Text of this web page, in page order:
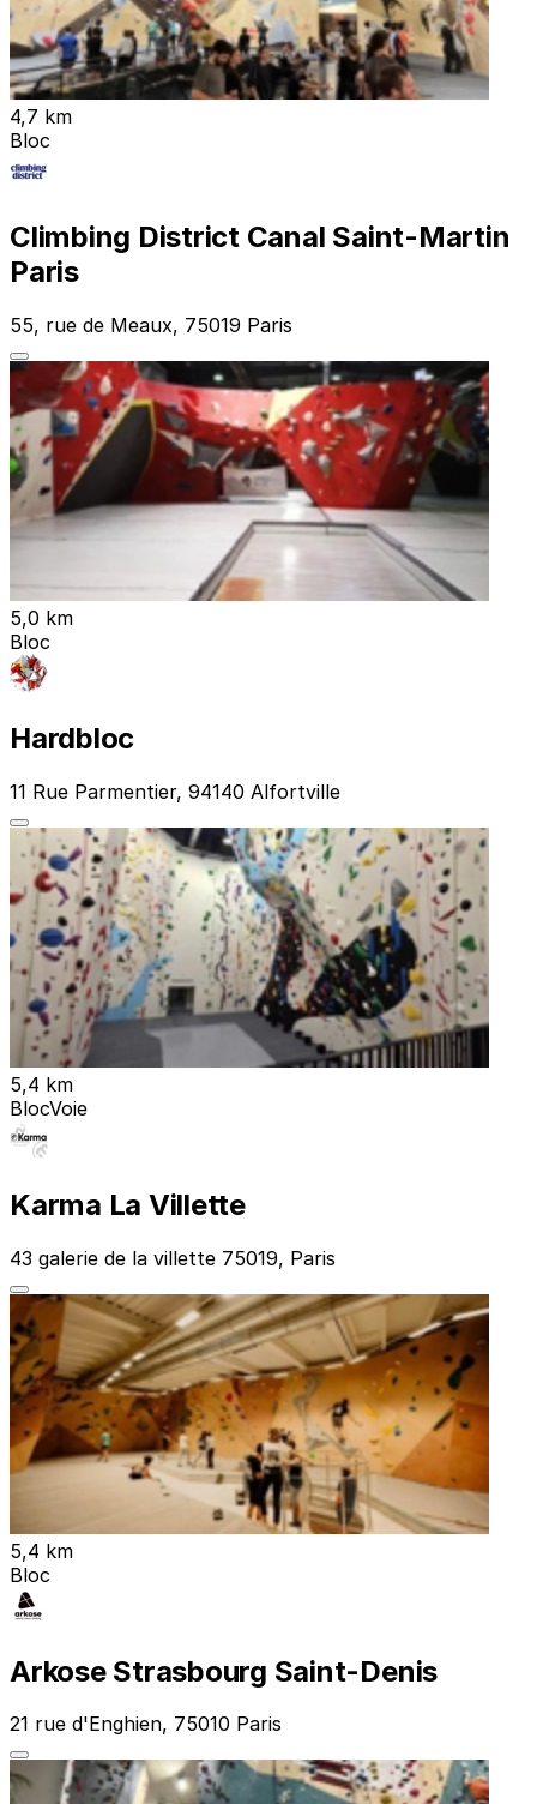
4,7 km
Bloc
Climbing District Canal Saint-Martin
Paris
55, rue de Meaux, 75019 Paris
5,0 km
Bloc
Hardbloc
11 Rue Parmentier, 94140 Alfortville
5,4 km
BlocVoie
Karma La Villette
43 galerie de la villette 75019, Paris
5,4 km
Bloc
Arkose Strasbourg Saint-Denis
21 rue d'Enghien, 75010 Paris